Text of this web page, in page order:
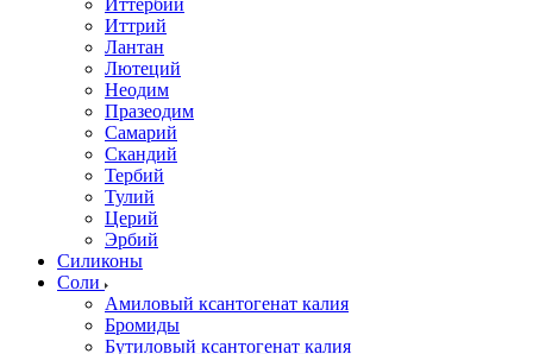
Иттербий
Иттрий
Лантан
Лютеций
Неодим
Празеодим
Самарий
Скандий
Тербий
Тулий
Церий
Эрбий
Силиконы
Соли
Амиловый ксантогенат калия
Бромиды
Бутиловый ксантогенат калия